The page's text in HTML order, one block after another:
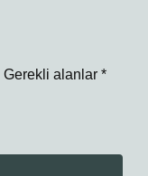
Gerekli alanlar *